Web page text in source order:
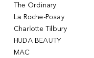
The Ordinary
La Roche-Posay
Charlotte Tilbury
HUDA BEAUTY
MAC